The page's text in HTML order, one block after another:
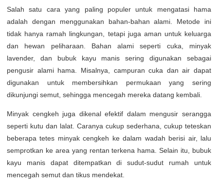
Salah satu cara yang paling populer untuk mengatasi hama
adalah dengan menggunakan bahan-bahan alami. Metode ini
tidak hanya ramah lingkungan, tetapi juga aman untuk keluarga
dan hewan peliharaan. Bahan alami seperti cuka, minyak
lavender, dan bubuk kayu manis sering digunakan sebagai
pengusir alami hama. Misalnya, campuran cuka dan air dapat
digunakan untuk membersihkan permukaan yang sering
dikunjungi semut, sehingga mencegah mereka datang kembali.
Minyak cengkeh juga dikenal efektif dalam mengusir serangga
seperti kutu dan lalat. Caranya cukup sederhana, cukup teteskan
beberapa tetes minyak cengkeh ke dalam wadah berisi air, lalu
semprotkan ke area yang rentan terkena hama. Selain itu, bubuk
kayu manis dapat ditempatkan di sudut-sudut rumah untuk
mencegah semut dan tikus mendekat.